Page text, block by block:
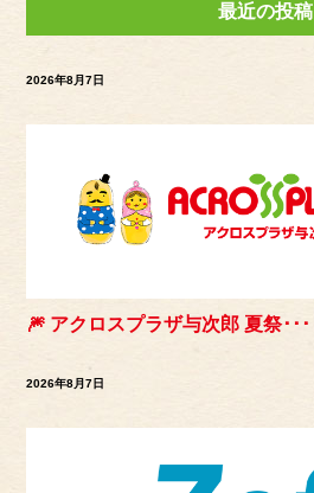
最近の投稿
2026年8月7日
🎆 アクロスプラザ与次郎 夏祭･･･
2026年8月7日